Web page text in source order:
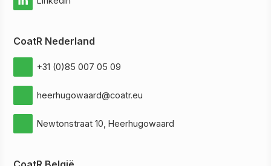
CoatR Nederland
+31 (0)85 007 05 09
heerhugowaard@coatr.eu
Newtonstraat 10, Heerhugowaard